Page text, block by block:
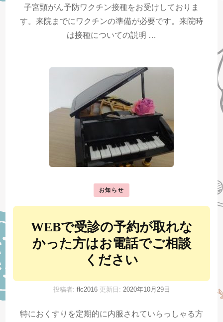
子宮頸がん予防ワクチン接種をお受けしておりま
す。来院までにワクチンの準備が必要です。来院時
は接種についての説明 …
お知らせ
WEBで受診の予約が取れな
かった方はお電話でご相談
ください
投稿者: flc2016 更新日: 2020年10月29日
特におくすりを定期的に内服されていらっしゃる方